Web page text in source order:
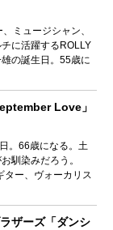
ミュージシャン、
に活躍するROLLY
の誕生日。55歳に
Love」
。66歳になる。土
馴染みだろう。
ター、ヴォーカリス
ザーズ「ダンシ